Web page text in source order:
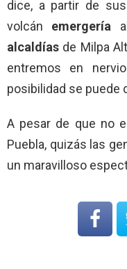
dice, a partir de
volcán emergería
alcaldías de Milpa
entremos en
posibilidad se puede
A pesar de que no
Puebla, quizás las
un maravilloso